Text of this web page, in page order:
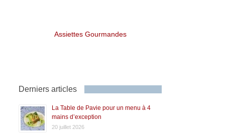
Assiettes Gourmandes
Derniers articles
La Table de Pavie pour un menu à 4
mains d’exception
20 juillet 2026